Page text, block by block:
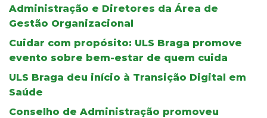
Administração e Diretores da Área de
Gestão Organizacional
Cuidar com propósito: ULS Braga promove
evento sobre bem-estar de quem cuida
ULS Braga deu início à Transição Digital em
Saúde
Conselho de Administração promoveu